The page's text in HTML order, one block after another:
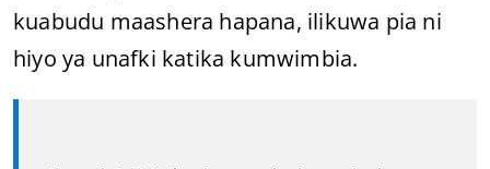
kuabudu maashera hapana, ilikuwa pia ni
hiyo ya unafki katika kumwimbia.